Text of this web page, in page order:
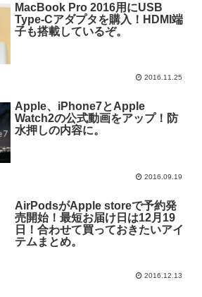
MacBook Pro 2016用にUSB
Type-Cアダプタを購入！HDMI端
子も搭載しているぞ。
2016.11.25
Apple、iPhone7とApple
Watch2の公式動画をアップ！防
水押しの内容に。
2016.09.19
AirPodsがApple storeで予約発
売開始！最短お届け日は12月19
日！合わせて買っておきたいアイ
テムまとめ。
2016.12.13